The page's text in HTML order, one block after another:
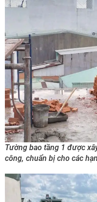
Tường bao tầng 1 được
công, chuẩn bị cho các